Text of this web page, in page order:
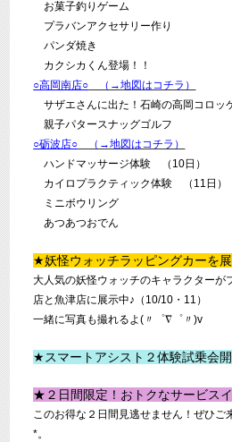
お菓子釣りゲーム
プラバンアクセサリー作り
パンダ焼き
カクシカくん登場！！
○高岡南店○ （→地図はコチラ）
サザエさんに出た！石崎の高岡コロッ
親子パタースナッグゴルフ
○砺波店○ （→地図はコチラ）
ハンドマッサージ体験 （10日）
カイロプラクティック体験 （11日）
ミニボウリング
あつあつおでん
★妖怪ウォッチラッピングカーを展
大人気の妖怪ウォッチのキャラクターが
店と魚津店に展示中♪（10/10・11）
一緒に写真も撮れるよ(〃゜∇゜〃)v
★スマートアシスト２体験試乗会開
★２日間限定！おトクなサービス
このお得な２日間見逃せません！ぜひご
*。